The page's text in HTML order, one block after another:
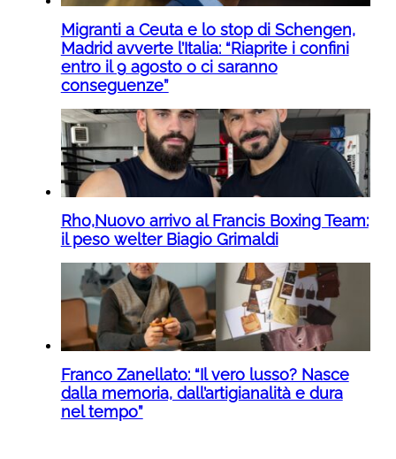
Migranti a Ceuta e lo stop di Schengen,
Madrid avverte l’Italia: “Riaprite i confini
entro il 9 agosto o ci saranno
conseguenze”
Rho,Nuovo arrivo al Francis Boxing Team:
il peso welter Biagio Grimaldi
Franco Zanellato: “Il vero lusso? Nasce
dalla memoria, dall’artigianalità e dura
nel tempo”